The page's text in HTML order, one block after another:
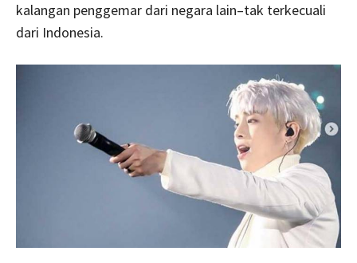
kalangan penggemar dari negara lain–tak terkecuali
dari Indonesia.